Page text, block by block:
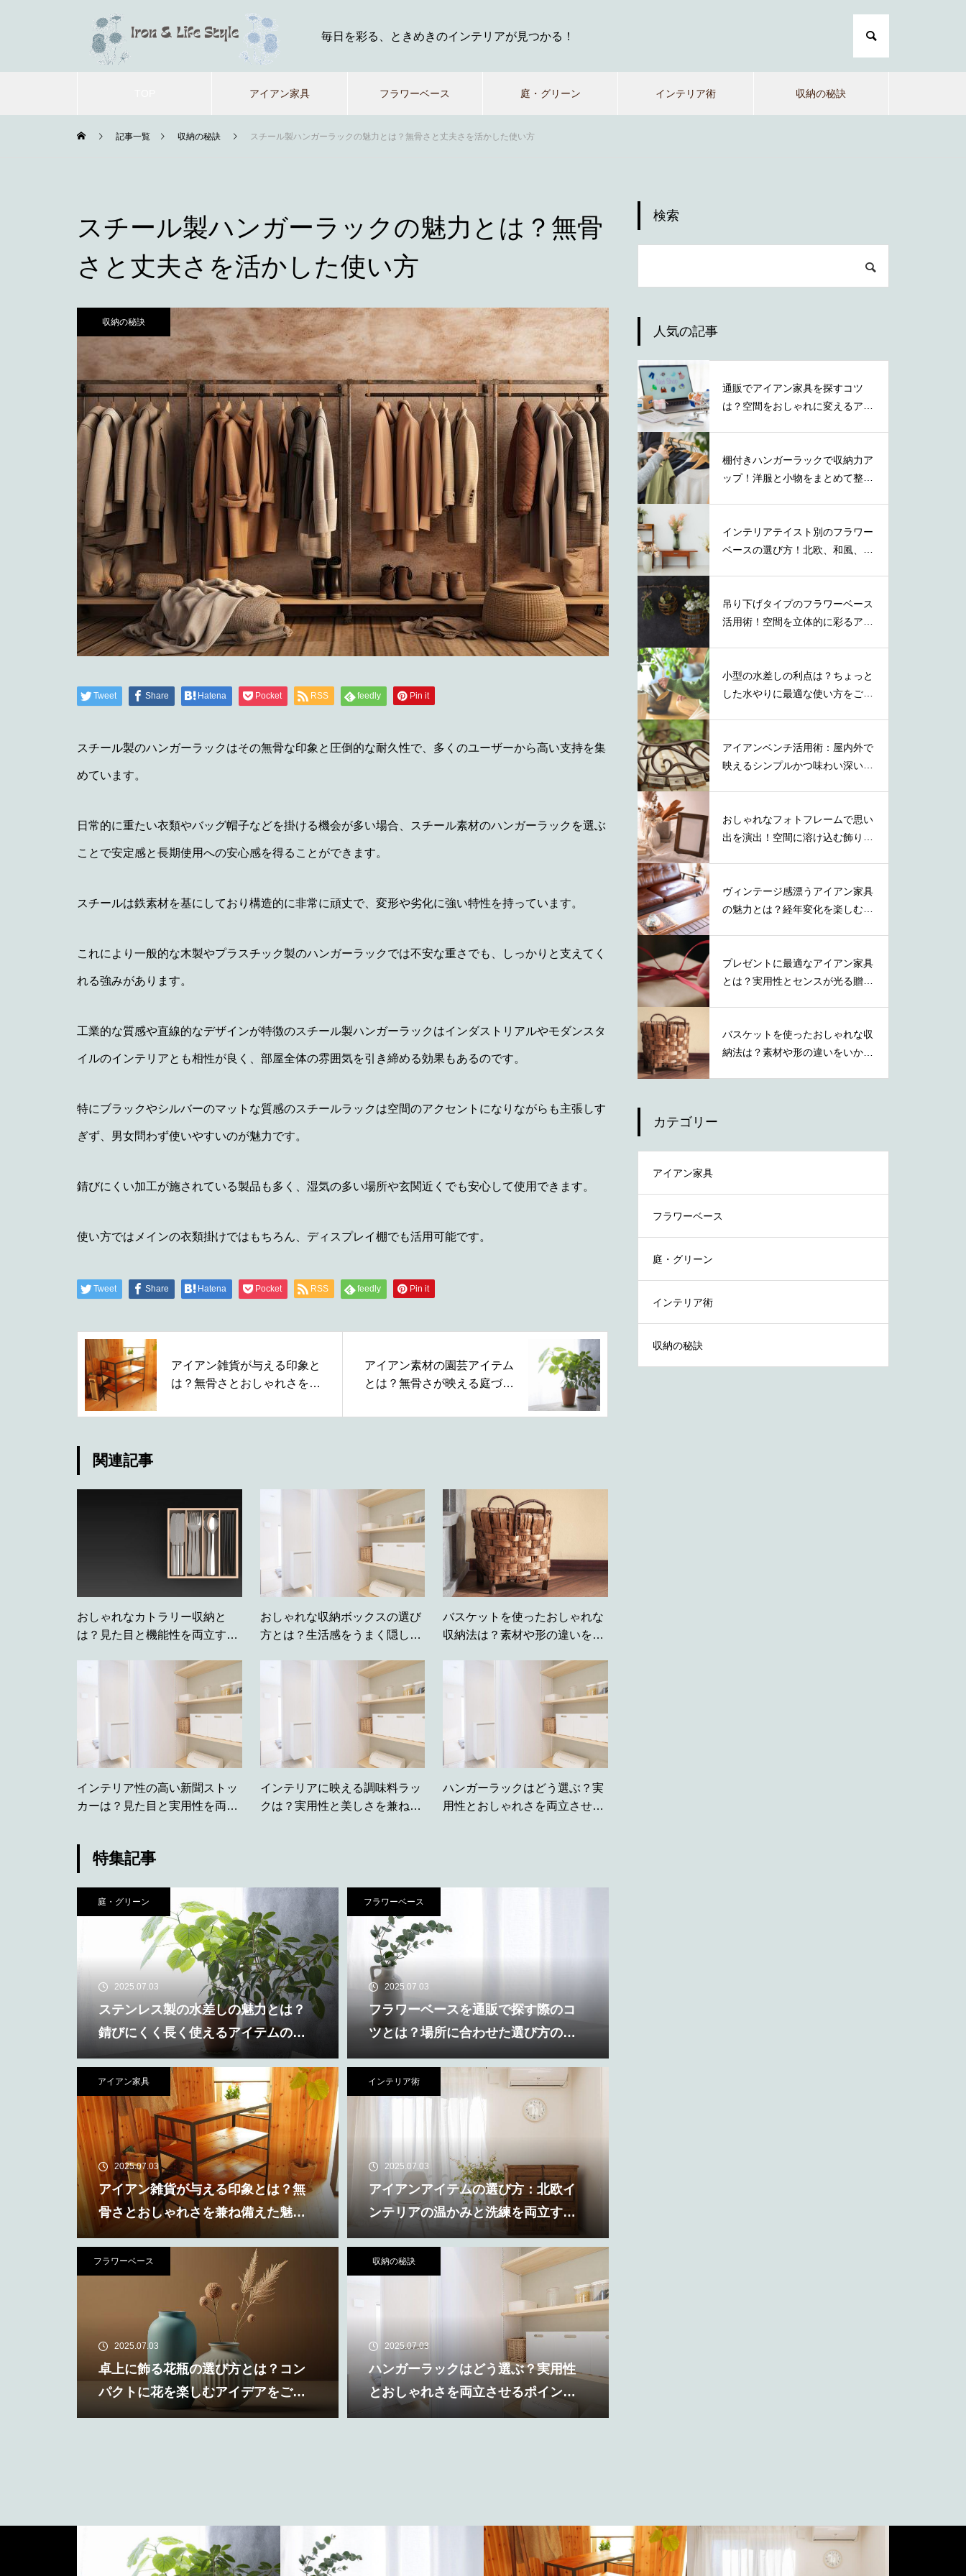
毎日を彩る、ときめきのインテリアが見つかる！
アイアン家具 フラワーベース 庭・グリーン インテリア術 収納の秘訣
記事一覧 収納の秘訣 スチール製ハンガーラックの魅力とは？無骨さと丈夫さを活かした使い方
スチール製ハンガーラックの魅力とは？無骨
さと丈夫さを活かした使い方
収納の秘訣
Tweet Share Hatena Pocket RSS feedly Pin it
スチール製のハンガーラックはその無骨な印象と圧倒的な耐久性で、多くのユーザーから高い支持を集
めています。
日常的に重たい衣類やバッグ帽子などを掛ける機会が多い場合、スチール素材のハンガーラックを選ぶ
ことで安定感と長期使用への安心感を得ることができます。
スチールは鉄素材を基にしており構造的に非常に頑丈で、変形や劣化に強い特性を持っています。
これにより一般的な木製やプラスチック製のハンガーラックでは不安な重さでも、しっかりと支えてく
れる強みがあります。
工業的な質感や直線的なデザインが特徴のスチール製ハンガーラックはインダストリアルやモダンスタ
イルのインテリアとも相性が良く、部屋全体の雰囲気を引き締める効果もあるのです。
特にブラックやシルバーのマットな質感のスチールラックは空間のアクセントになりながらも主張しす
ぎず、男女問わず使いやすいのが魅力です。
錆びにくい加工が施されている製品も多く、湿気の多い場所や玄関近くでも安心して使用できます。
使い方ではメインの衣類掛けではもちろん、ディスプレイ棚でも活用可能です。
Tweet Share Hatena Pocket RSS feedly Pin it
アイアン雑貨が与える印象と
は？無骨さとおしゃれさを兼
アイアン素材の園芸アイテム
とは？無骨さが映える庭づく
関連記事
おしゃれなカトラリー収納と
は？見た目と機能性を両立する
おしゃれな収納ボックスの選び
方とは？生活感をうまく隠した
バスケットを使ったおしゃれな
収納法は？素材や形の違いをい
インテリア性の高い新聞ストッ
カーは？見た目と実用性を両立
インテリアに映える調味料ラッ
クは？実用性と美しさを兼ね備
ハンガーラックはどう選ぶ？実
用性とおしゃれさを両立させる
特集記事
庭・グリーン
2025.07.03
ステンレス製の水差しの魅力とは？
錆びにくく長く使えるアイテムの特
徴
フラワーベース
2025.07.03
フラワーベースを通販で探す際のコ
ツとは？場所に合わせた選び方の違
い
アイアン家具
2025.07.03
アイアン雑貨が与える印象とは？無
骨さとおしゃれさを兼ね備えた魅力
に注目
インテリア術
2025.07.03
アイアンアイテムの選び方：北欧イ
ンテリアの温かみと洗練を両立する
選び方
フラワーベース
2025.07.03
卓上に飾る花瓶の選び方とは？コン
パクトに花を楽しむアイデアをご紹
介
収納の秘訣
2025.07.03
ハンガーラックはどう選ぶ？実用性
とおしゃれさを両立させるポイント
を解説
検索
人気の記事
通販でアイアン家具を探すコツ
は？空間をおしゃれに変えるアイ
棚付きハンガーラックで収納力ア
ップ！洋服と小物をまとめて整理
インテリアテイスト別のフラワー
ベースの選び方！北欧、和風、ナ
吊り下げタイプのフラワーベース
活用術！空間を立体的に彩るアイ
小型の水差しの利点は？ちょっと
した水やりに最適な使い方をご紹
アイアンベンチ活用術：屋内外で
映えるシンプルかつ味わい深い取
おしゃれなフォトフレームで思い
出を演出！空間に溶け込む飾り方
ヴィンテージ感漂うアイアン家具
の魅力とは？経年変化を楽しむ秘
プレゼントに最適なアイアン家具
とは？実用性とセンスが光る贈り
バスケットを使ったおしゃれな収
納法は？素材や形の違いをいかし
カテゴリー
アイアン家具
フラワーベース
庭・グリーン
インテリア術
収納の秘訣